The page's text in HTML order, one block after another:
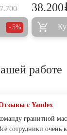
5%
38.200
работе
с Yandex
гранитной
сотрудники очень